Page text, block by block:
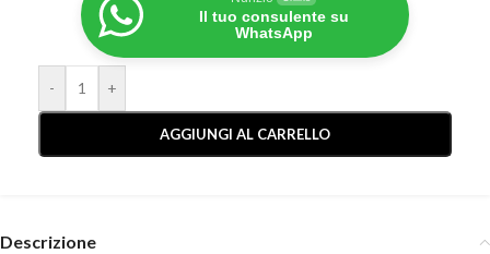
Il tuo consulente su
WhatsApp
- +
AGGIUNGI AL CARRELLO
Descrizione